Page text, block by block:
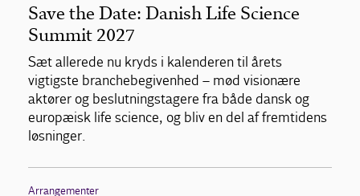
Save the Date: Danish Life Science
Summit 2027
Sæt allerede nu kryds i kalenderen til årets
vigtigste branchebegivenhed – mød visionære
aktører og beslutningstagere fra både dansk og
europæisk life science, og bliv en del af fremtidens
løsninger.
Arrangementer